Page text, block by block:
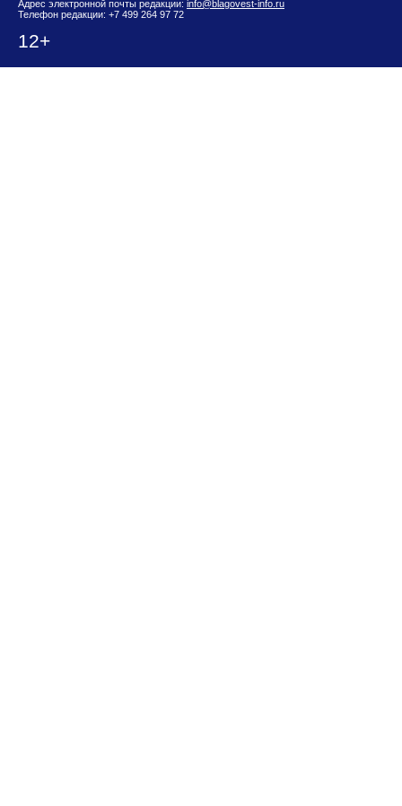
Адрес электронной почты редакции: info@blagovest-info.ru
Телефон редакции: +7 499 264 97 72
12+